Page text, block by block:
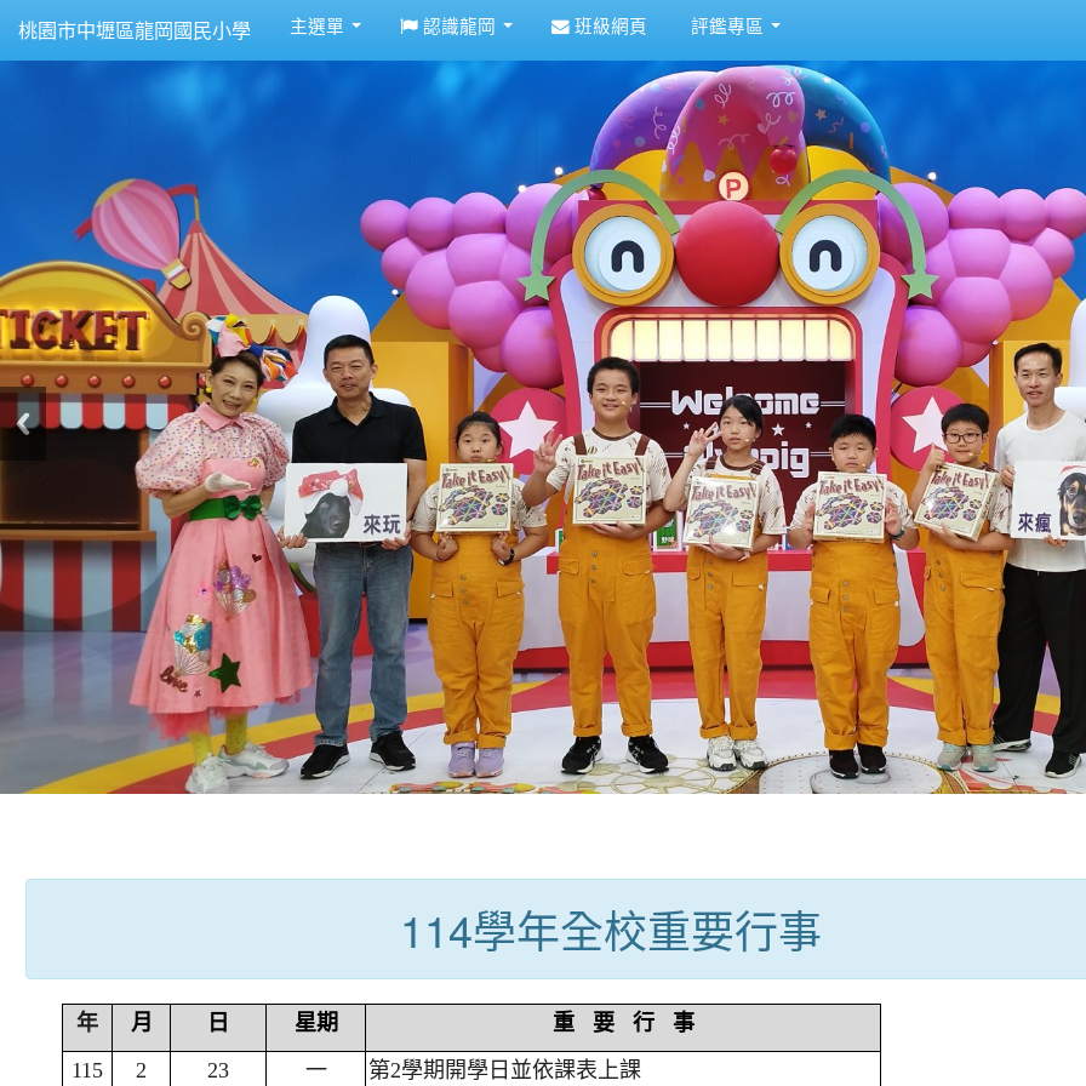
桃園市中壢區龍岡國民小學 主選單 認識龍岡 班級網頁 評鑑專區
114學年全校重要行事
年 月 日 星期
重 要 行 事
115
2 23 一 第2學期開學日並依課表上課